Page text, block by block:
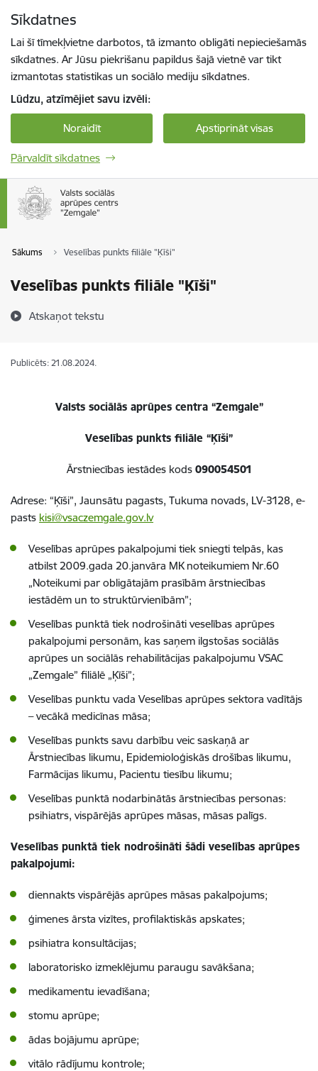
Sīkdatnes
Lai šī tīmekļvietne darbotos, tā izmanto obligāti nepieciešamās
sīkdatnes. Ar Jūsu piekrišanu papildus šajā vietnē var tikt
izmantotas statistikas un sociālo mediju sīkdatnes.
Lūdzu, atzīmējiet savu izvēli:
Noraidīt Apstiprināt visas
Pārvaldīt sīkdatnes
Sākums Veselības punkts filiāle "Ķīši"
Veselības punkts filiāle "Ķīši"
Atskaņot tekstu
Publicēts: 21.08.2024.
Valsts sociālās aprūpes centra “Zemgale”
Veselības punkts filiāle “Ķīši”
Ārstniecības iestādes kods 090054501
Adrese: “Ķīši”, Jaunsātu pagasts, Tukuma novads, LV-3128, e-
pasts kisi@vsaczemgale.gov.lv
Veselības aprūpes pakalpojumi tiek sniegti telpās, kas
atbilst 2009.gada 20.janvāra MK noteikumiem Nr.60
„Noteikumi par obligātajām prasībām ārstniecības
iestādēm un to struktūrvienībām”;
Veselības punktā tiek nodrošināti veselības aprūpes
pakalpojumi personām, kas saņem ilgstošas sociālās
aprūpes un sociālās rehabilitācijas pakalpojumu VSAC
„Zemgale” filiālē „Ķīši”;
Veselības punktu vada Veselības aprūpes sektora vadītājs
– vecākā medicīnas māsa;
Veselības punkts savu darbību veic saskaņā ar
Ārstniecības likumu, Epidemioloģiskās drošības likumu,
Farmācijas likumu, Pacientu tiesību likumu;
Veselības punktā nodarbinātās ārstniecības personas:
psihiatrs, vispārējās aprūpes māsas, māsas palīgs.
Veselības punktā tiek nodrošināti šādi veselības aprūpes
pakalpojumi:
diennakts vispārējās aprūpes māsas pakalpojums;
ģimenes ārsta vizītes, profilaktiskās apskates;
psihiatra konsultācijas;
laboratorisko izmeklējumu paraugu savākšana;
medikamentu ievadīšana;
stomu aprūpe;
ādas bojājumu aprūpe;
vitālo rādījumu kontrole;